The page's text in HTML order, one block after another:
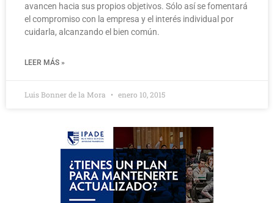
avancen hacia sus propios objetivos. Sólo así se fomentará
el compromiso con la empresa y el interés individual por
cuidarla, alcanzando el bien común.
LEER MÁS »
Luis Bonner de la Mora enero 10, 2015